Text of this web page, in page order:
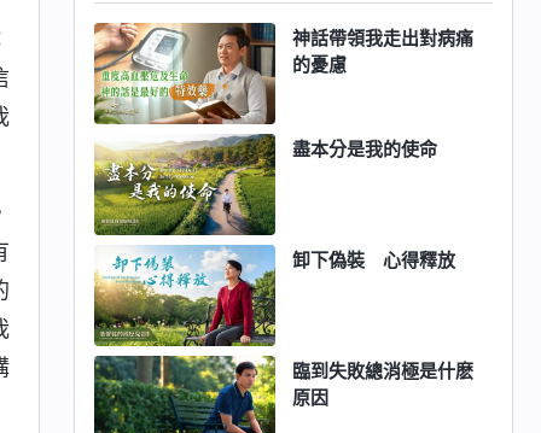
神話帶領我走出對病痛
的憂慮
盡本分是我的使命
卸下偽裝 心得釋放
臨到失敗總消極是什麽
原因